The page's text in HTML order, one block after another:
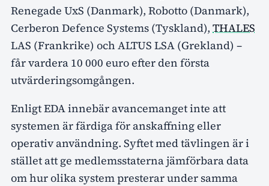
Renegade UxS (Danmark), Robotto (Danmark),
Cerberon Defence Systems (Tyskland), THALES
LAS (Frankrike) och ALTUS LSA (Grekland) –
får vardera 10 000 euro efter den första
utvärderingsomgången.
Enligt EDA innebär avancemanget inte att
systemen är färdiga för anskaffning eller
operativ användning. Syftet med tävlingen är i
stället att ge medlemsstaterna jämförbara data
om hur olika system presterar under samma